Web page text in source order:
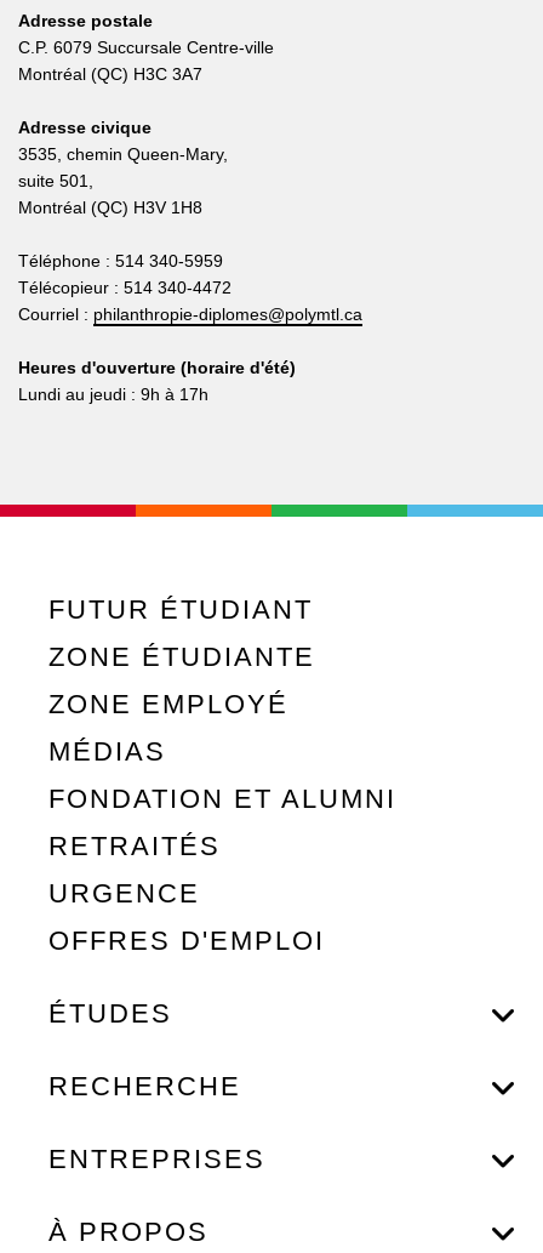
Adresse postale
C.P. 6079 Succursale Centre-ville
Montréal (QC) H3C 3A7
Adresse civique
3535, chemin Queen-Mary,
suite 501,
Montréal (QC) H3V 1H8
Téléphone : 514 340-5959
Télécopieur : 514 340-4472
Courriel : philanthropie-diplomes@polymtl.ca
Heures d'ouverture (horaire d'été)
Lundi au jeudi : 9h à 17h
FUTUR ÉTUDIANT
ZONE ÉTUDIANTE
ZONE EMPLOYÉ
MÉDIAS
FONDATION ET ALUMNI
RETRAITÉS
URGENCE
OFFRES D'EMPLOI
ÉTUDES
RECHERCHE
ENTREPRISES
À PROPOS